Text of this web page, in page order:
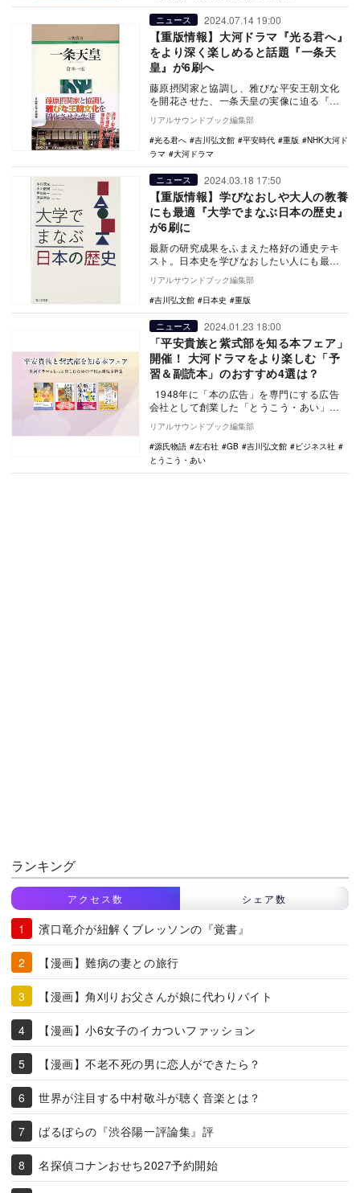
ニュース 2024.07.14 19:00
【重版情報】大河ドラマ『光る君へ』
をより深く楽しめると話題『一条天
皇』が6刷へ
藤原摂関家と協調し、雅びな平安王朝文化
を開花させた、一条天皇の実像に迫る『一
条天皇』（吉川弘文館）が6刷となることが
わかった。 …
リアルサウンドブック編集部
光る君へ
吉川弘文館 平安時代 重版
NHK大河ド
ラマ
大河ドラマ
ニュース 2024.03.18 17:50
【重版情報】学びなおしや大人の教養
にも最適『大学でまなぶ日本の歴史』
が6刷に
最新の研究成果をふまえた格好の通史テキ
スト。日本史を学びなおしたい人にも最適
の一冊『大学でまなぶ日本の歴史』（吉川
弘文館）が6刷…
リアルサウンドブック編集部
吉川弘文館
日本史 重版
ニュース 2024.01.23 18:00
「平安貴族と紫式部を知る本フェア」
開催！ 大河ドラマをより楽しむ「予
習＆副読本」のおすすめ4選は？
1948年に「本の広告」を専門にする広告
会社として創業した「とうこう・あい」が
企画するWEB上の連合広告企画「平安貴族
と紫式…
リアルサウンドブック編集部
源氏物語
左右社 GB 吉川弘文館
ビジネス社
とうこう・あい
ランキング
アクセス数 シェア数
濱口竜介が紐解くブレッソンの『覚書』
【漫画】難病の妻との旅行
【漫画】角刈りお父さんが娘に代わりバイト
【漫画】小6女子のイカついファッション
【漫画】不老不死の男に恋人ができたら？
世界が注目する中村敬斗が聴く音楽とは？
ばるぼらの『渋谷陽一評論集』評
名探偵コナンおせち2027予約開始